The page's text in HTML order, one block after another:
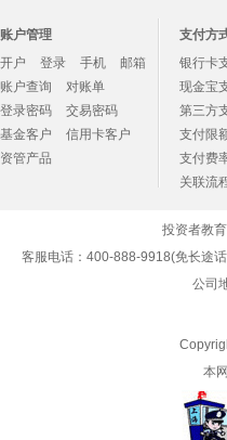
账户管理
开户
登录 手机
邮箱
账户查询
对账单
登录密码
交易密码
基金客户
信用卡客户
资管产品
支付方
银行卡
现金宝
第三方
支付限
支付费
关联流
投资者教
客服电话：400-888-9918(免长途
公司
本